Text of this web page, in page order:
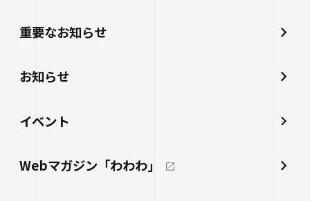
重要なお知らせ
お知らせ
イベント
Webマガジン「わわわ」